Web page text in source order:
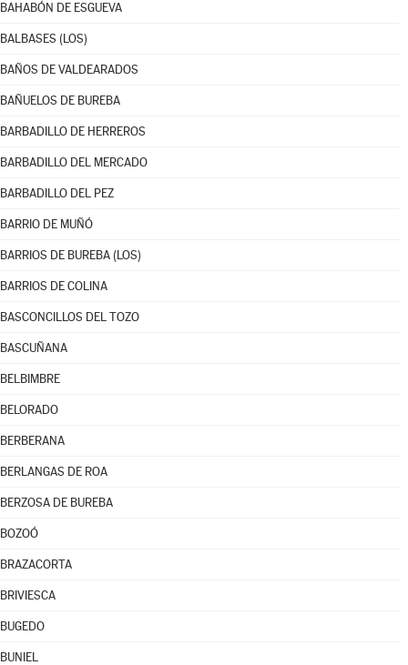
BAHABÓN DE ESGUEVA
BALBASES (LOS)
BAÑOS DE VALDEARADOS
BAÑUELOS DE BUREBA
BARBADILLO DE HERREROS
BARBADILLO DEL MERCADO
BARBADILLO DEL PEZ
BARRIO DE MUÑÓ
BARRIOS DE BUREBA (LOS)
BARRIOS DE COLINA
BASCONCILLOS DEL TOZO
BASCUÑANA
BELBIMBRE
BELORADO
BERBERANA
BERLANGAS DE ROA
BERZOSA DE BUREBA
BOZOÓ
BRAZACORTA
BRIVIESCA
BUGEDO
BUNIEL